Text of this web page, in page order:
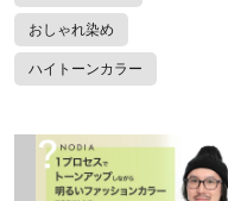
おしゃれ染め
ハイトーンカラー